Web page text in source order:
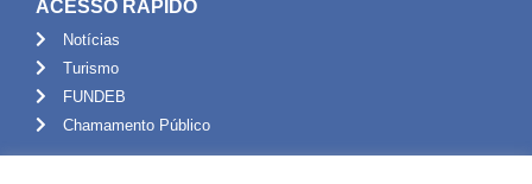
ACESSO RÁPIDO
Notícias
Turismo
FUNDEB
Chamamento Público